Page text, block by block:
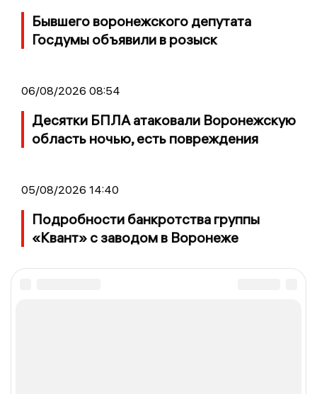
Бывшего воронежского депутата
Госдумы объявили в розыск
06/08/2026 08:54
Десятки БПЛА атаковали Воронежскую
область ночью, есть повреждения
05/08/2026 14:40
Подробности банкротства группы
«Квант» с заводом в Воронеже